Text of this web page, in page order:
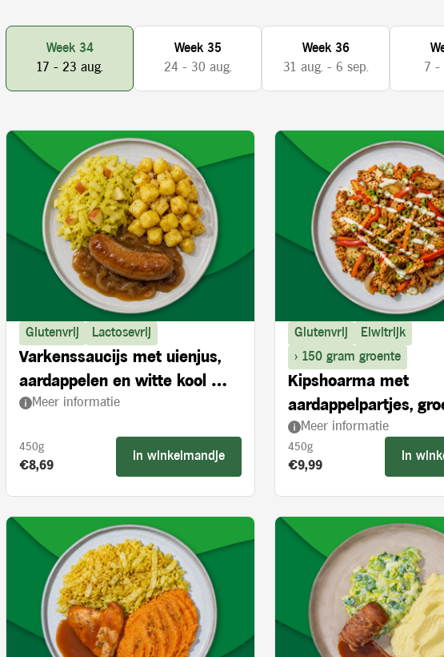
Week 34
17 - 23 aug.
Week 35
24 - 30 aug.
Week 36
31 aug. - 6 sep.
7 -
Glutenvrij Lactosevrij
Varkenssaucijs met uienjus,
aardappelen en witte kool met
kerrie en appelstukjes
Meer informatie
450g
Product prijs:
€8,69
In winkelmandje
Glutenvrij
Eiwitrijk
> 150 gram groente
Kipshoarma met
aardappelpartjes,
en knoflooksaus
Meer informatie
450g
Product prijs:
€9,99
In